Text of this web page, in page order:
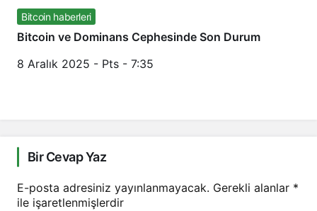
Bitcoin haberleri
Bitcoin ve Dominans Cephesinde Son Durum
8 Aralık 2025 - Pts - 7:35
Bir Cevap Yaz
E-posta adresiniz yayınlanmayacak. Gerekli alanlar *
ile işaretlenmişlerdir